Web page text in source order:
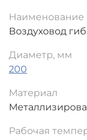
Наименование
Воздуховод
Диаметр, мм
200
Материал
Рабочая